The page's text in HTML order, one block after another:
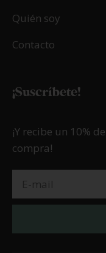
Quién soy
Contacto
¡Suscríbete!
¡Y recibe un 10%
compra!